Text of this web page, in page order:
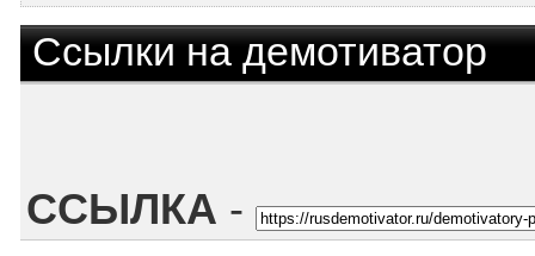
Ссылки на демотиватор
ССЫЛКА -